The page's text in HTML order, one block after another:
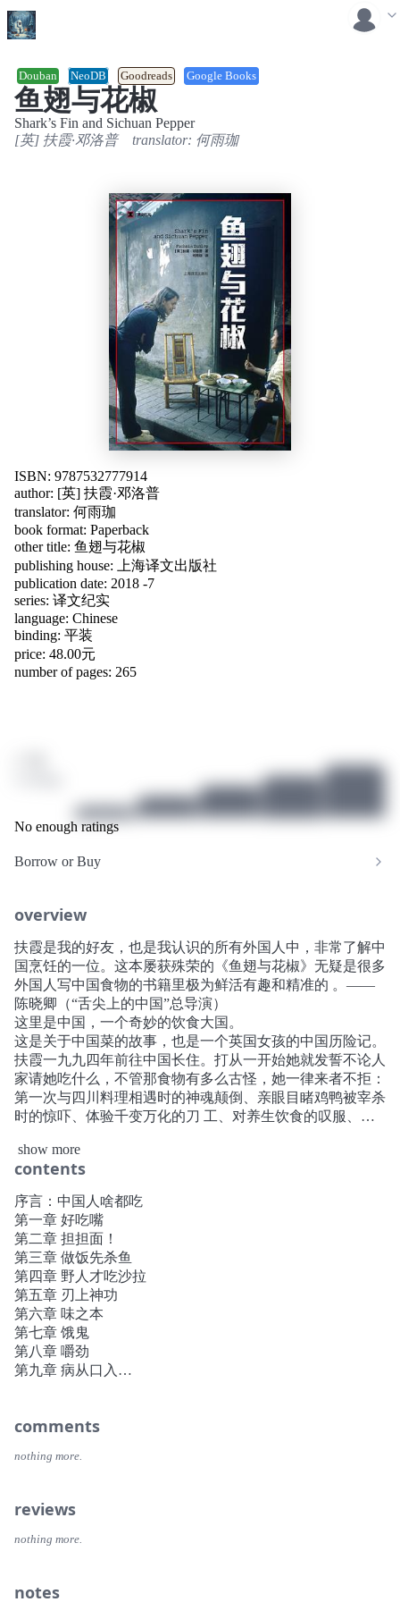
鱼翅与花椒
Douban NeoDB Goodreads Google Books
ISBN: 9787532777914
author: [英] 扶霞·邓洛普
translator: 何雨珈
book format: Paperback
other title: 鱼翅与花椒
publishing house: 上海译文出版社
publication date: 2018 -7
series: 译文纪实
language: Chinese
binding: 平装
price: 48.00元
number of pages: 265
No enough ratings
Borrow or Buy
Shark’s Fin and Sichuan Pepper
[英] 扶霞·邓洛普
translator: 何雨珈
overview
扶霞是我的好友，也是我认识的所有外国人中，非常了解中
国烹饪的一位。这本屡获殊荣的《鱼翅与花椒》无疑是很多
外国人写中国食物的书籍里极为鲜活有趣和精准的 。——
陈晓卿（“舌尖上的中国”总导演）
这里是中国，一个奇妙的饮食大国。
这是关于中国菜的故事，也是一个英国女孩的中国历险记。
扶霞一九九四年前往中国长住。打从一开始她就发誓不论人
家请她吃什么，不管那食物有多么古怪，她一律来者不拒：
第一次与四川料理相遇时的神魂颠倒、亲眼目睹鸡鸭被宰杀
时的惊吓、体验千变万化的刀 工、对养生饮食的叹服、品
透过扶霞的眼睛，我们得以用全新的角度来了解熟悉的中国
菜。不同地方的食物拥有其独一无二的气质：川菜的辣带着
一丝丝甜，就像悠闲的四川人，总是带着甜甜的体贴；湘菜
直接又毫无妥协余地，就跟那里培养出来的领袖人物一样；
扬州菜则是太平盛世的食物，温暖而抚慰人心。
从四川热闹的市场到甘肃北部荒僻的风景，从福建的深山到
迷人的扬州古城，书中呈现了中式料理让人难忘的美妙滋
味，也深刻描绘出中西饮食文化差异，且兼具人文观察与幽
默趣味。
show more
contents
序言：中国人啥都吃
第一章 好吃嘴
第二章 担担面！
第三章 做饭先杀鱼
第四章 野人才吃沙拉
第五章 刃上神功
第六章 味之本
第七章 饿鬼
第八章 嚼劲
第九章 病从口入
第十二章 御膳
第十四章 熊掌排骨，思甜忆苦
后记：一只菜虫
致谢
comments
nothing more.
reviews
nothing more.
notes